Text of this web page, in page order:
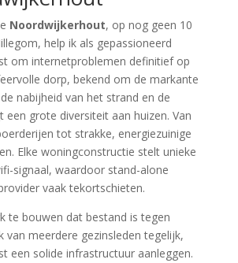
Noordwijkerhout, op nog geen 10
help ik als gepassioneerd
om internetproblemen definitief op
dorp, bekend om de markante
nabijheid van het strand en de
een grote diversiteit aan huizen. Van
tot strakke, energiezuinige
Elke woningconstructie stelt unieke
signaal, waardoor stand-alone
vaak tekortschieten.
te bouwen dat bestand is tegen
van meerdere gezinsleden tegelijk,
een solide infrastructuur aanleggen.